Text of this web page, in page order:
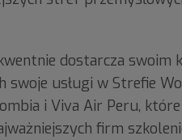
dostarcza
usługi w Strefie
i Viva Air Peru,
firm